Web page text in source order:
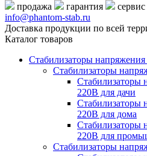
продажа
гарантия
сервис
info@phantom-stab.ru
Доставка продукции по всей
Каталог товаров
Стабилизаторы напряжения
Cтабилизаторы
Стабилизаторы
220В для дачи
Стабилизаторы
220В для дома
Стабилизаторы
220В для
Стабилизаторы